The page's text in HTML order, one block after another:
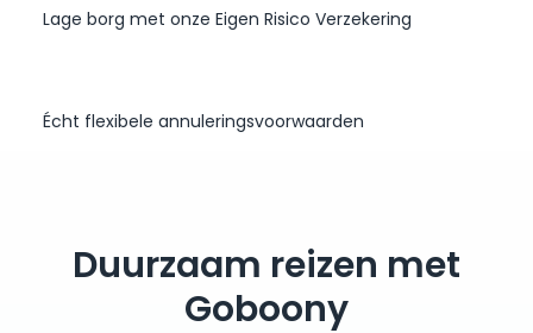
Lage borg met onze Eigen Risico Verzekering
Écht flexibele annuleringsvoorwaarden
Duurzaam reizen met
Goboony